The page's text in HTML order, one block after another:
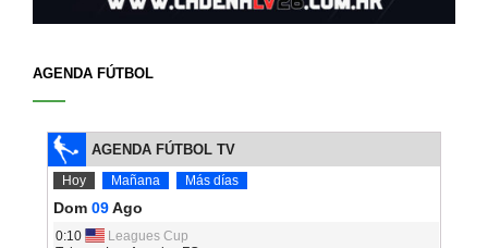
AGENDA FÚTBOL